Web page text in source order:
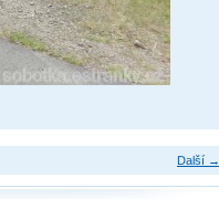
Další →